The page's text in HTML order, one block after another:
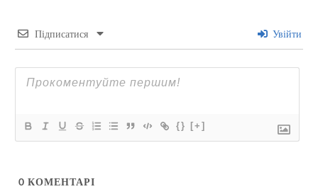
Підписатися Увійти
{} [+]
0 КОМЕНТАРІ